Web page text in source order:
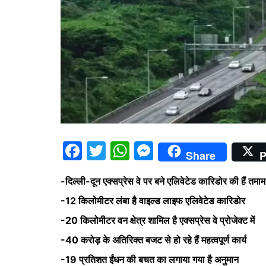
F
c
e
b
o
T
itt
er
W
at
s
A
p
M
e
s
s
e
n
Share
-दिल्ली-दून एक्सप्रेस वे पर बने एलिवेटेड कारिडोर की हैं
-12 किलोमीटर लंबा है वाइल्ड लाइफ एलिवेटेड कारिडोर
-20 किलोमीटर वन क्षेत्र शामिल है एक्सप्रेस वे प्रोजेक्ट में
-40 करोड़ के अतिरिक्त बजट से हो रहे हैं महत्वपूर्ण कार्य
-19 प्रतिशत ईंधन की बचत का लगाया गया है अनुमान